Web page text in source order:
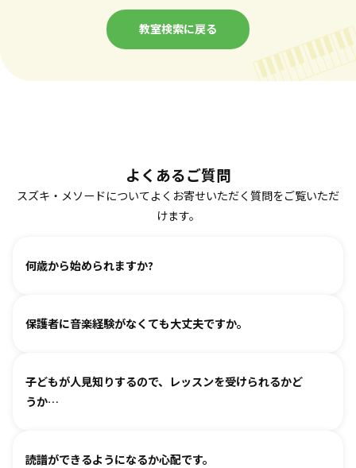
教室検索に戻る
よくあるご質問
スズキ・メソードについてよくお寄せいただく質問をご覧いただ
けます。
何歳から始められますか?
ヴァイオリン、ピアノ、フルート、チェロは2、3歳から始め
（楽器のレッスンを始める前の0〜3歳児コースは全国に約15
箇所ございます。）
保護者に音楽経験がなくても大丈夫ですか。
基本は個人レッスンで、一人一人に合わせて指導しておりま
す。楽器に触れるのが初めてのお子様・ご家庭でも基礎から
グループレッスンやイベントなど、楽しくご参加いただける
子どもが人見知りするので、レッスンを受けられるかど
うか…
各指導者がお子様の個性に合わせて、安心して音楽を楽しん
読譜ができるようになるか心配です。